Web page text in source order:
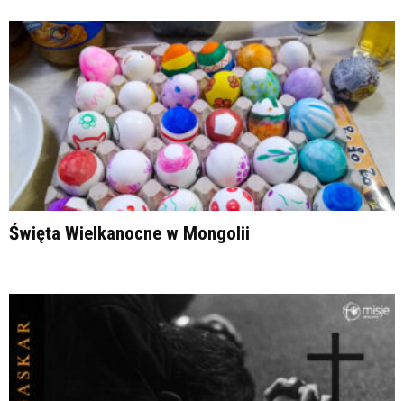
Święta Wielkanocne w Mongolii